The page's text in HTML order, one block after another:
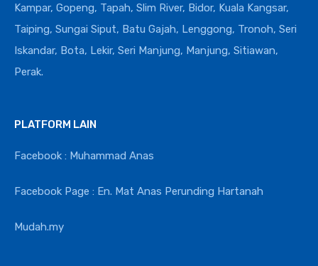
Kampar, Gopeng, Tapah, Slim River, Bidor, Kuala Kangsar,
Taiping, Sungai Siput, Batu Gajah, Lenggong, Tronoh, Seri
Iskandar, Bota, Lekir, Seri Manjung, Manjung, Sitiawan,
Perak.
PLATFORM LAIN
Facebook : Muhammad Anas
Facebook Page : En. Mat Anas Perunding Hartanah
Mudah.my